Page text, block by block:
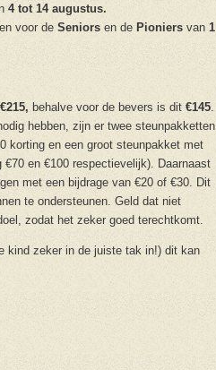
4 tot 14 augustus.
en voor de Seniors en de Pioniers van 1
€215, behalve voor de bevers is dit €145
hebben, zijn er twee steunpakketten
korting en een groot steunpakket met
en €100 respectievelijk). Daarnaast
met een bijdrage van €20 of €30. Dit
te ondersteunen. Geld dat niet
zodat het zeker goed terechtkomt.
kind zeker in de juiste tak in!) dit kan